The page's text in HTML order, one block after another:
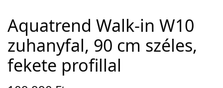
Aquatrend Walk-in W10
zuhanyfal, 90 cm széles,
fekete profillal